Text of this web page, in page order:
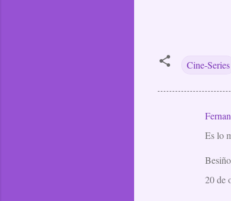
Cine-Series
Es lo
20 de